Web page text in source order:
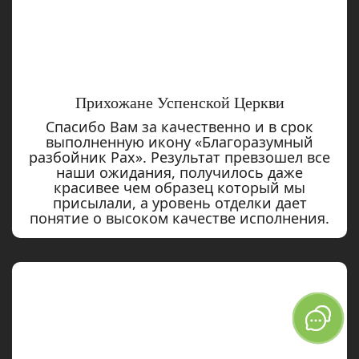
Прихожане Успенской Церкви
Спасибо Вам за качественно и в срок
выполненную икону «Благоразумный
разбойник Рах». Результат превзошел все
наши ожидания, получилось даже
красивее чем образец который мы
присылали, а уровень отделки дает
понятие о высоком качестве исполнения.